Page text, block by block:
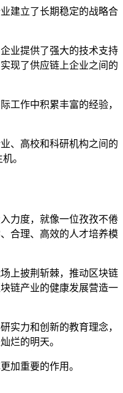
建立了长期稳定的战略合
业提供了强大的技术支持
现了供应链上企业之间的
工作中积累丰富的经验，
、高校和科研机构之间的
。
力度，就像一位孜孜不倦
合理、高效的人才培养模
上披荆斩棘，推动区块链
链产业的健康发展营造一
实力和创新的教育理念，
烂的明天。
加重要的作用。